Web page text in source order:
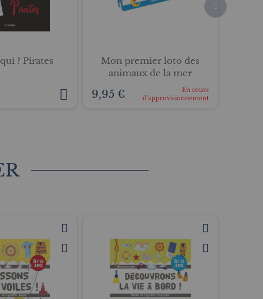
? Pirates
Mon premier loto des
animaux de la mer
9,95 €
En cours
d'approvisionnement